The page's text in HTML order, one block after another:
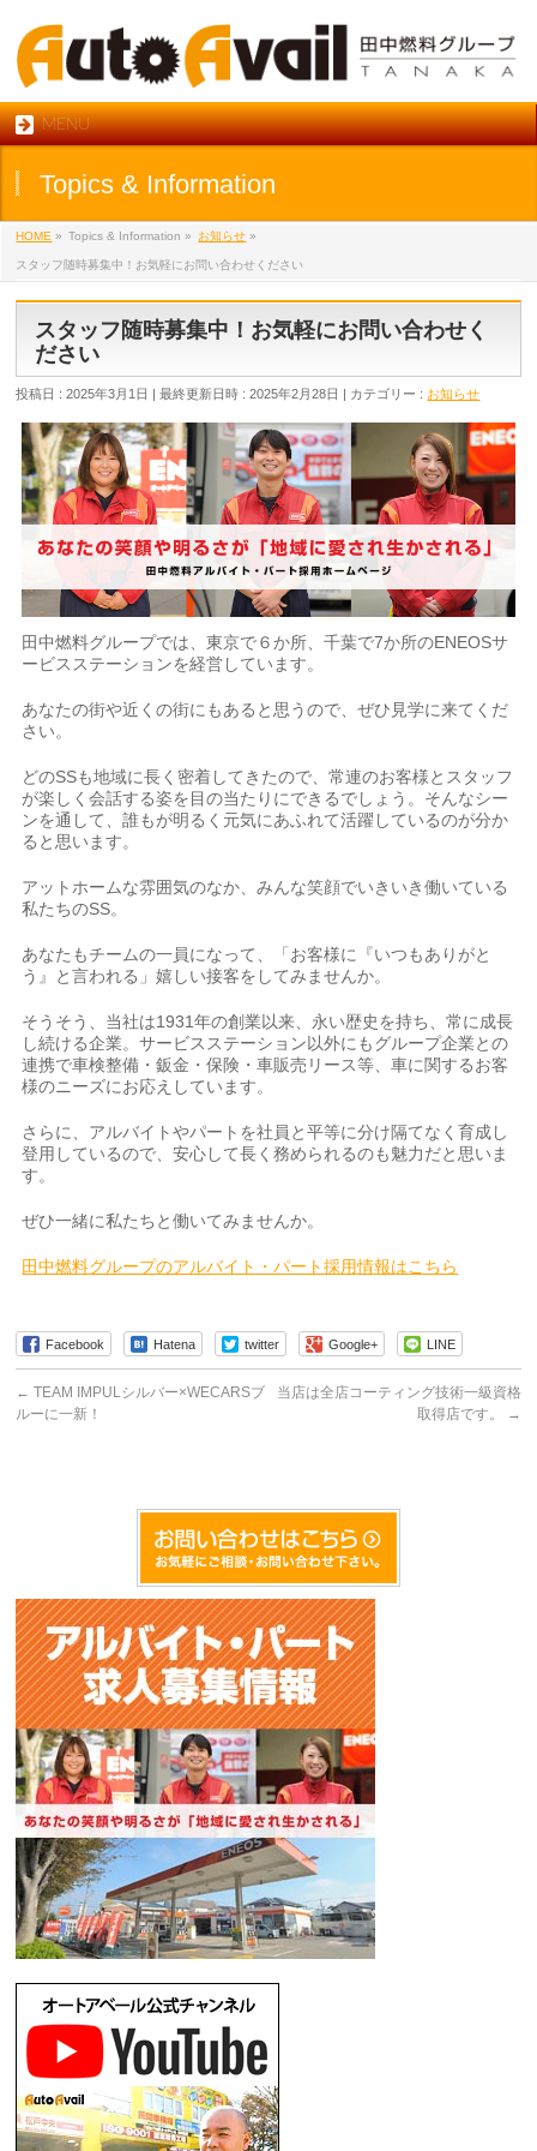
MENU
Topics & Information
HOME » Topics & Information » お知らせ »
スタッフ随時募集中！お気軽にお問い合わせください
スタッフ随時募集中！お気軽にお問い合わせく
ださい
投稿日 : 2025年3月1日 最終更新日時 : 2025年2月28日 カテゴリー : お知らせ
田中燃料グループでは、東京で６か所、千葉で7か所のENEOSサ
ービスステーションを経営しています。
あなたの街や近くの街にもあると思うので、ぜひ見学に来てくだ
さい。
どのSSも地域に長く密着してきたので、常連のお客様とスタッフ
が楽しく会話する姿を目の当たりにできるでしょう。そんなシー
ンを通して、誰もが明るく元気にあふれて活躍しているのが分か
ると思います。
アットホームな雰囲気のなか、みんな笑顔でいきいき働いている
私たちのSS。
あなたもチームの一員になって、「お客様に『いつもありがと
う』と言われる」嬉しい接客をしてみませんか。
そうそう、当社は1931年の創業以来、永い歴史を持ち、常に成長
し続ける企業。サービスステーション以外にもグループ企業との
連携で車検整備・鈑金・保険・車販売リース等、車に関するお客
様のニーズにお応えしています。
さらに、アルバイトやパートを社員と平等に分け隔てなく育成し
登用しているので、安心して長く務められるのも魅力だと思いま
す。
ぜひ一緒に私たちと働いてみませんか。
田中燃料グループのアルバイト・パート採用情報はこちら
Facebook Hatena twitter Google+ LINE
← TEAM IMPULシルバー×WECARSブ
ルーに一新！
当店は全店コーティング技術一級資格
取得店です。
→